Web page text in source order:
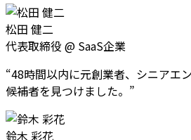
松田 健二
代表取締役 @ SaaS企業
“48時間以内に元創業者、シニアエ
候補者を見つけました。 ”
鈴木 彩花